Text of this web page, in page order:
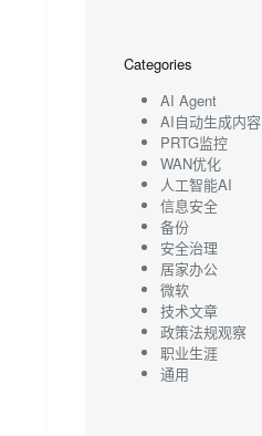
Categories
AI Agent
AI自动生成内容
PRTG监控
WAN优化
人工智能AI
信息安全
备份
安全治理
居家办公
微软
技术文章
政策法规观察
职业生涯
通用